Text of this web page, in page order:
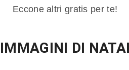
Eccone altri gratis per te!
IMMAGINI DI